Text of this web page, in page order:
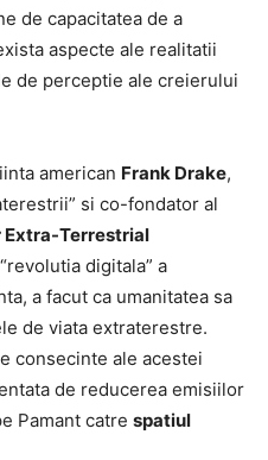
de capacitatea de a
aspecte ale realitatii
de perceptie ale creierului
american Frank Drake,
si co-fondator al
Extra-Terrestrial
digitala” a
a facut ca umanitatea sa
de viata extraterestre.
consecinte ale acestei
de reducerea emisiilor
Pamant catre spatiul